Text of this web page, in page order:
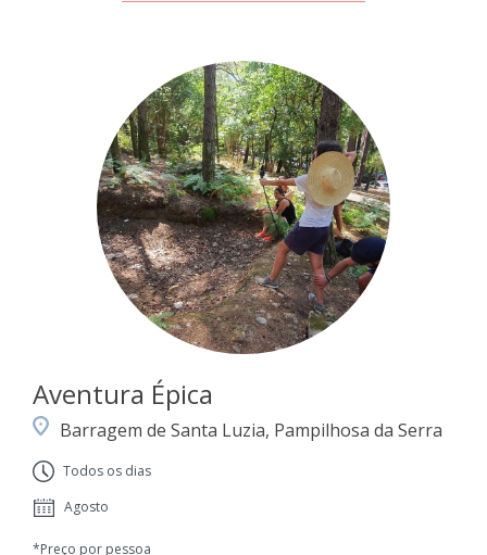
Aventura Épica
Barragem de Santa Luzia, Pampilhosa da Serra
Todos os dias
Agosto
*Preço por pessoa